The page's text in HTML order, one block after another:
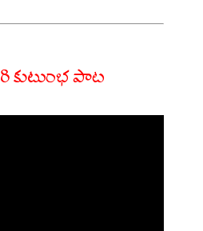
కుటుంభ పాట